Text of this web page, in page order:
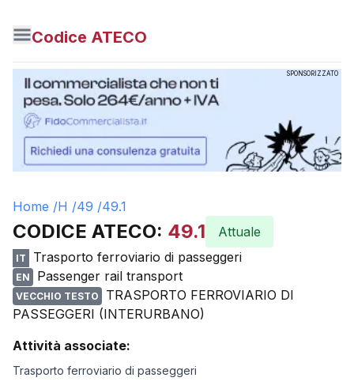
Codice ATECO
SPONSORIZZATO
Home /H /49 /49.1
CODICE ATECO: 49.1 Attuale
IT Trasporto ferroviario di passeggeri
EN Passenger rail transport
VECCHIO TESTO
TRASPORTO FERROVIARIO DI
PASSEGGERI (INTERURBANO)
Attività associate:
Trasporto ferroviario di passeggeri